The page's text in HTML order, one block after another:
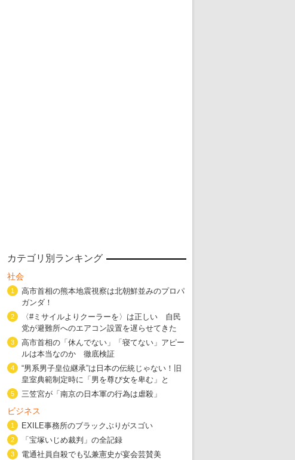
カテゴリ別ランキング
社会
1
高市首相の熊本地震視察は北朝鮮並みのプロパ
ガンダ！
2
〈#ミサイルよりクーラーを〉は正しい 自民
党が避難所へのエアコン設置を遅らせてきた
3
高市首相の「休んでない」「寝てない」アピー
ルは本当なのか 徹底検証
4
“男系男子皇位継承”は日本の伝統じゃない！旧
皇室典範制定時に「男を尊び女を卑む」と
5 三笠宮が「南京の日本軍の行為は虐殺」
ビジネス
1 EXILE事務所のブラックぶりがスゴい
2 「宝塚いじめ裁判」の全記録
3 電通社員自殺でも弘兼憲史が宴会芸賛美